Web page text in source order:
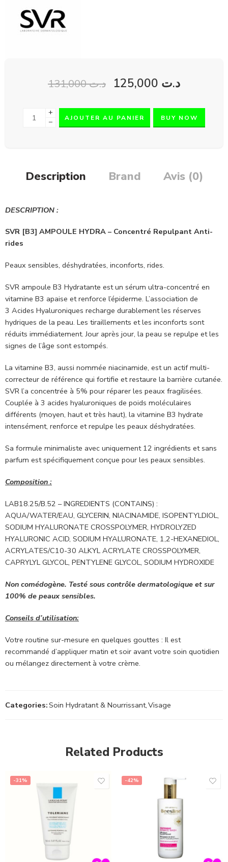
د.ت131,000 د.ت
+
−
AJOUTER AU PANIER BUY NOW
Description Brand Avis (0)
DESCRIPTION :
SVR [B3] AMPOULE HYDRA – Concentré Repulpant Anti-
rides
Peaux sensibles, déshydratées, inconforts, rides.
SVR ampoule B3 Hydratante est un sérum ultra-concentré en
vitamine B3 apaise et renforce l’épiderme. L’association de
3 Acides Hyaluroniques recharge durablement les réserves
hydriques de la peau. Les tiraillements et les inconforts sont
réduits immédiatement. Jour après jour, la peau se repulpe et les
signes de l’âge sont estompés.
La vitamine B3, aussi nommée niacinamide, est un actif multi-
correcteur de référence qui fortifie et restaure la barrière cutanée.
SVR l’a concentrée à 5% pour réparer les peaux fragilisées.
Couplée à 3 acides hyaluroniques de poids moléculaires
différents (moyen, haut et très haut), la vitamine B3 hydrate
intensément, renforce et repulpe les peaux déshydratées.
Sa formule minimaliste avec uniquement 12 ingrédients et sans
parfum est spécifiquement conçue pour les peaux sensibles.
Composition :
LAB18.25/B.52 – INGREDIENTS (CONTAINS) :
AQUA/WATER/EAU, GLYCERIN, NIACINAMIDE, ISOPENTYLDIOL,
SODIUM HYALURONATE CROSSPOLYMER, HYDROLYZED
HYALURONIC ACID, SODIUM HYALURONATE, 1,2-HEXANEDIOL,
ACRYLATES/C10-30 ALKYL ACRYLATE CROSSPOLYMER,
CAPRYLYL GLYCOL, PENTYLENE GLYCOL, SODIUM HYDROXIDE
Non comédogène. Testé sous contrôle dermatologique et sur
100% de peaux sensibles.
Conseils d’utilisation:
Votre routine sur-mesure en quelques gouttes : Il est
recommandé d’appliquer matin et soir avant votre soin quotidien
ou mélangez directement à votre crème.
Categories:Soin Hydratant & Nourrissant,Visage
Related Products
-31% -42%